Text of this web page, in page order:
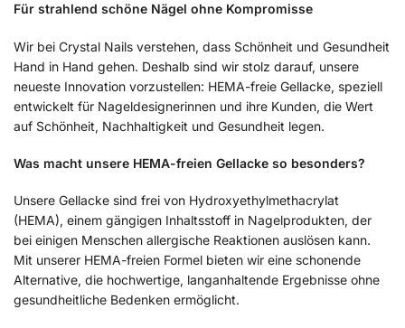
Für strahlend schöne Nägel ohne Kompromisse
Wir bei Crystal Nails verstehen, dass Schönheit und Gesundheit
Hand in Hand gehen. Deshalb sind wir stolz darauf, unsere
neueste Innovation vorzustellen: HEMA-freie Gellacke, speziell
entwickelt für Nageldesignerinnen und ihre Kunden, die Wert
auf Schönheit, Nachhaltigkeit und Gesundheit legen.
Was macht unsere HEMA-freien Gellacke so besonders?
Unsere Gellacke sind frei von Hydroxyethylmethacrylat
(HEMA), einem gängigen Inhaltsstoff in Nagelprodukten, der
bei einigen Menschen allergische Reaktionen auslösen kann.
Mit unserer HEMA-freien Formel bieten wir eine schonende
Alternative, die hochwertige, langanhaltende Ergebnisse ohne
gesundheitliche Bedenken ermöglicht.